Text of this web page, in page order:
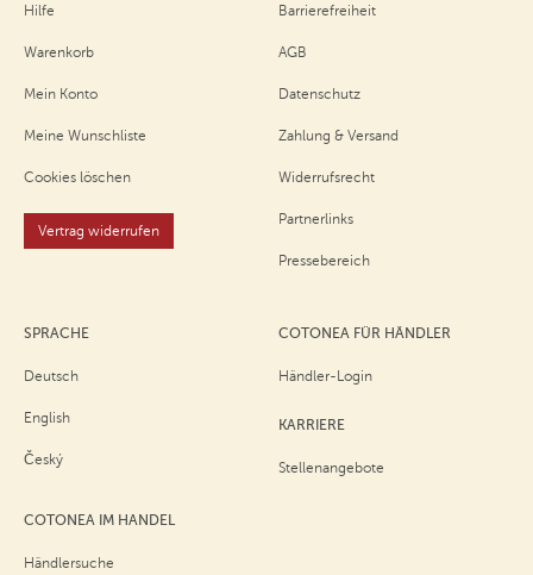
Hilfe
Warenkorb
Mein Konto
Meine Wunschliste
Cookies löschen
Vertrag widerrufen
Barrierefreiheit
AGB
Datenschutz
Zahlung & Versand
Widerrufsrecht
Partnerlinks
Pressebereich
SPRACHE
Deutsch
English
Český
COTONEA IM HANDEL
Händlersuche
COTONEA FÜR HÄNDLER
Händler-Login
KARRIERE
Stellenangebote